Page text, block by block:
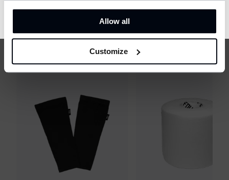
Allow all
Customize
MŮŽE SE HODIT
CONFIRM